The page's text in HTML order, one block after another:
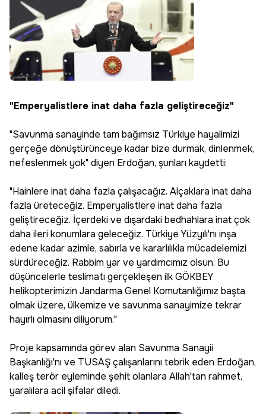
"Emperyalistlere inat daha fazla geliştireceğiz"
"Savunma sanayinde tam bağımsız Türkiye hayalimizi
gerçeğe dönüştürünceye kadar bize durmak, dinlenmek,
nefeslenmek yok" diyen Erdoğan, şunları kaydetti:
"Hainlere inat daha fazla çalışacağız. Alçaklara inat daha
fazla üreteceğiz. Emperyalistlere inat daha fazla
geliştireceğiz. İçerdeki ve dışardaki bedhahlara inat çok
daha ileri konumlara geleceğiz. Türkiye Yüzyılı'nı inşa
edene kadar azimle, sabırla ve kararlılıkla mücadelemizi
sürdüreceğiz. Rabbim yar ve yardımcımız olsun. Bu
düşüncelerle teslimatı gerçekleşen ilk GÖKBEY
helikopterimizin Jandarma Genel Komutanlığımız başta
olmak üzere, ülkemize ve savunma sanayimize tekrar
hayırlı olmasını diliyorum."
Proje kapsamında görev alan Savunma Sanayii
Başkanlığı'nı ve TUSAŞ çalışanlarını tebrik eden Erdoğan,
kalleş terör eyleminde şehit olanlara Allah'tan rahmet,
yaralılara acil şifalar diledi.